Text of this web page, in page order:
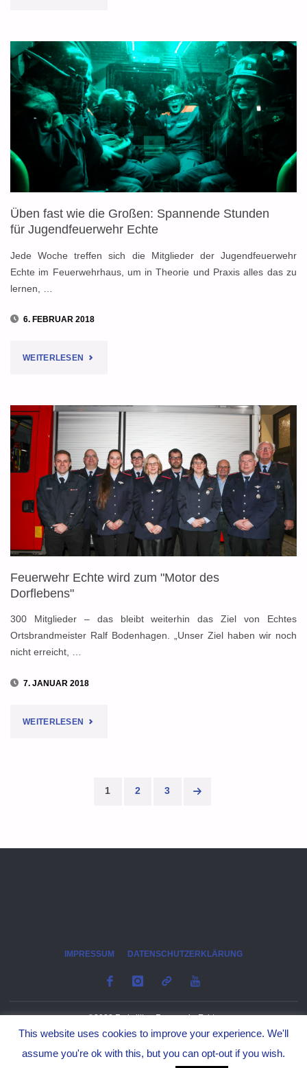
ECHTE:
ALLE
HABEN
BESTANDEN"
Üben fast wie die Großen: Spannende Stunden
für Jugendfeuerwehr Echte
Jede Woche treffen sich die Mitglieder der Jugendfeuerwehr
Echte im Feuerwehrhaus, um in Theorie und Praxis alles das zu
lernen, …
6. FEBRUAR 2018
WEITERLESEN "ÜBEN
WIE
GROSSEN: S
PANNENDE S
TUNDEN F
ÜR J
UGENDFEUERWEHR E
Feuerwehr Echte wird zum "Motor des
Dorflebens"
300 Mitglieder – das bleibt weiterhin das Ziel von Echtes
Ortsbrandmeister Ralf Bodenhagen. „Unser Ziel haben wir noch
nicht erreicht, …
7. JANUAR 2018
WEITERLESEN "FEUERWEHR
der
1 2 3
IMPRESSUM DATENSCHUTZERKLÄRUNG
©2023 Freiwillige Feuerwehr Echte
This website uses cookies to improve your experience. We'll
assume you're ok with this, but you can opt-out if you wish.